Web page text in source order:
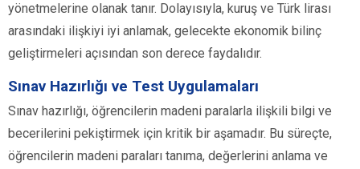
yönetmelerine olanak tanır. Dolayısıyla, kuruş ve Türk lirası
arasındaki ilişkiyi iyi anlamak, gelecekte ekonomik bilinç
geliştirmeleri açısından son derece faydalıdır.
Sınav Hazırlığı ve Test Uygulamaları
Sınav hazırlığı, öğrencilerin madeni paralarla ilişkili bilgi ve
becerilerini pekiştirmek için kritik bir aşamadır. Bu süreçte,
öğrencilerin madeni paraları tanıma, değerlerini anlama ve